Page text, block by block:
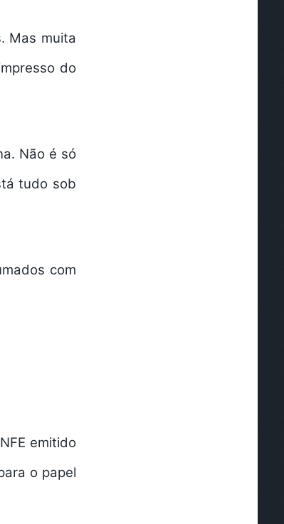
Mas muita
do
Não é só
tudo sob
com
emitido
o papel